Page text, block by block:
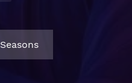
Seasons